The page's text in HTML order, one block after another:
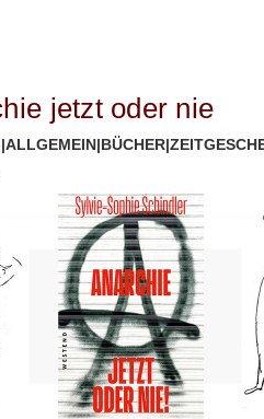
jetzt oder nie
|ALLGEMEIN|BÜCHER|